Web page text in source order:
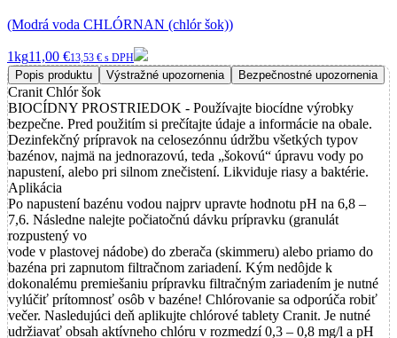
(Modrá voda CHLÓRNAN (chlór šok))
1kg11,00 €13,53 € s DPH
Popis produktu Výstražné upozornenia Bezpečnostné upozornenia
Cranit Chlór šok
BIOCÍDNY PROSTRIEDOK - Používajte biocídne výrobky
bezpečne. Pred použitím si prečítajte údaje a informácie na obale.
Dezinfekčný prípravok na celosezónnu údržbu všetkých typov
bazénov, najmä na jednorazovú, teda „šokovú“ úpravu vody po
napustení, alebo pri silnom znečistení. Likviduje riasy a baktérie.
Aplikácia
Po napustení bazénu vodou najprv upravte hodnotu pH na 6,8 –
7,6. Následne nalejte počiatočnú dávku prípravku (granulát
rozpustený vo
vode v plastovej nádobe) do zberača (skimmeru) alebo priamo do
bazéna pri zapnutom filtračnom zariadení. Kým nedôjde k
dokonalému premiešaniu prípravku filtračným zariadením je nutné
vylúčiť prítomnosť osôb v bazéne! Chlórovanie sa odporúča robiť
večer. Nasledujúci deň aplikujte chlórové tablety Cranit. Je nutné
udržiavať obsah aktívneho chlóru v rozmedzí 0,3 – 0,8 mg/l a pH